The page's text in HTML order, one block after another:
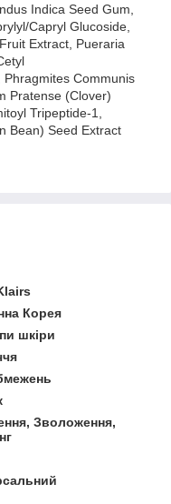
Indica Seed Gum,
Capryl Glucoside,
Extract, Pueraria
Communis
Pratense (Clover)
Tripeptide-1,
Bean) Seed Extract
Корея
шкіри
Зволоження,